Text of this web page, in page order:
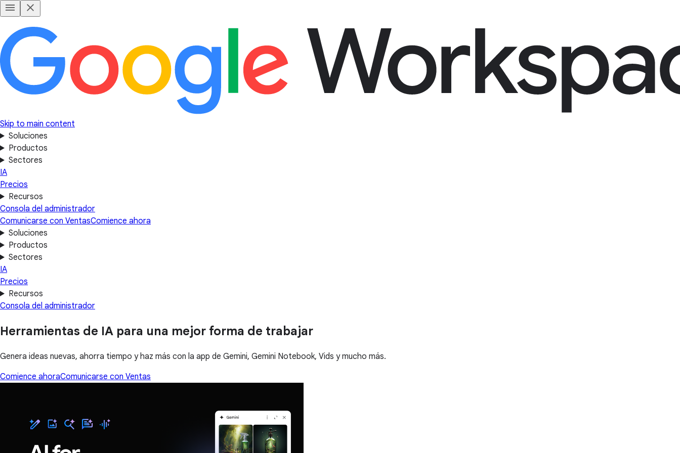
Skip to main content
Soluciones
Productos
Sectores
IA
Precios
Recursos
Consola del administrador
Comunicarse con VentasComience ahora
Soluciones
Productos
Sectores
IA
Precios
Recursos
Consola del administrador
Herramientas de IA para una mejor forma de trabajar
Genera ideas nuevas, ahorra tiempo y haz más con la app de Gemini, Gemini Notebook, Vids y mucho más.
Comience ahoraComunicarse con Ventas